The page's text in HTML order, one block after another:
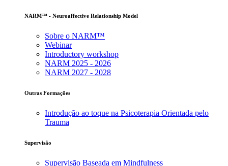
NARM™ - Neuroaffective Relationship Model
Sobre o NARM™
Webinar
Introductory workshop
NARM 2025 - 2026
NARM 2027 - 2028
Outras Formações
Introdução ao toque na Psicoterapia Orientada pelo
Trauma
Supervisão
Supervisão Baseada em Mindfulness